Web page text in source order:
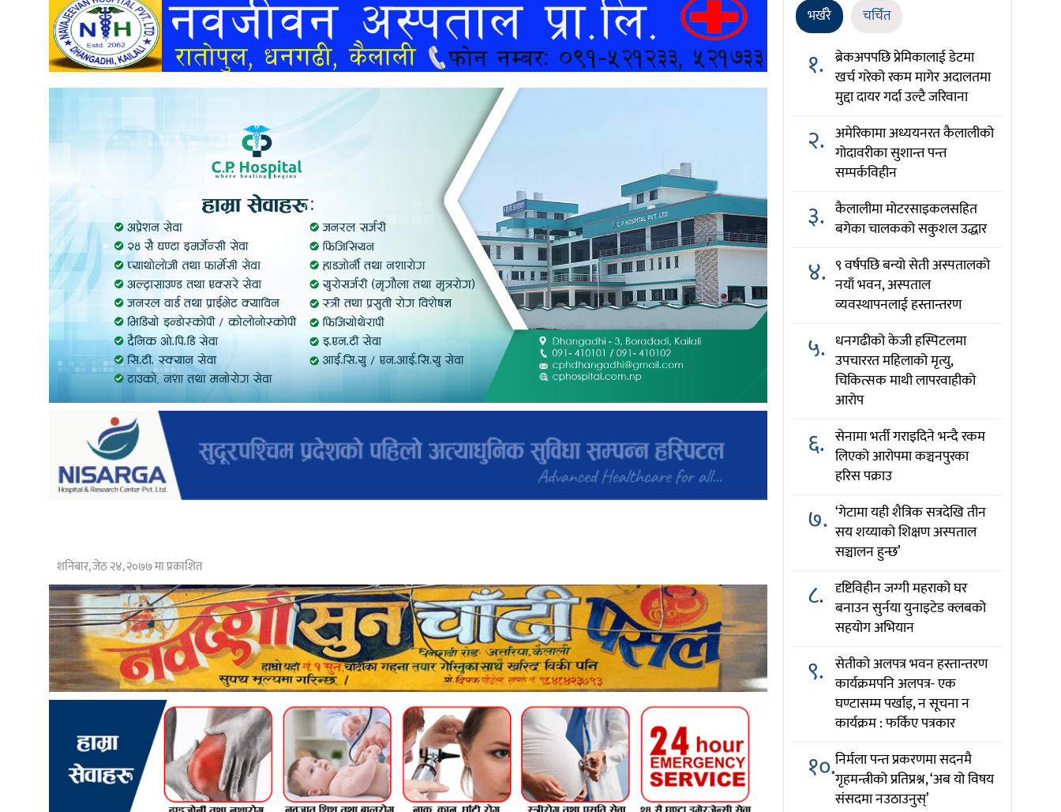
अन्तर्वार्ता
खेलकुद
शनिबार, जेठ २४, २०७७ मा प्रकाशित
भर्खरै चर्चित
१. ब्रेकअपपछि प्रेमिकालाई डेटमा
खर्च गरेको रकम मागेर अदालतमा
मुद्दा दायर गर्दा उल्टै जरिवाना
२. अमेरिकामा अध्ययनरत कैलालीको
गोदावरीका सुशान्त पन्त
सम्पर्कविहीन
३. कैलालीमा मोटरसाइकलसहित
बगेका चालकको सकुशल उद्धार
४. ९ वर्षपछि बन्यो सेती अस्पतालको
नयाँ भवन, अस्पताल
व्यवस्थापनलाई हस्तान्तरण
५. धनगढीको केजी हस्पिटलमा
उपचाररत महिलाको मृत्यु,
चिकित्सक माथी लापरवाहीको
आरोप
६. सेनामा भर्ती गराइदिने भन्दै रकम
लिएको आरोपमा कञ्चनपुरका
हरिस पक्राउ
७. ‘गेटामा यही शैत्रिक सत्रदेखि तीन
सय शय्याको शिक्षण अस्पताल
सञ्चालन हुन्छ’
८. दृष्टिविहीन जग्गी महराको घर
बनाउन सुर्नया युनाइटेड क्लबको
सहयोग अभियान
९. सेतीको अलपत्र भवन हस्तान्तरण
कार्यक्रमपनि अलपत्र- एक
घण्टासम्म पर्खाइ, न सूचना न
कार्यक्रम : फर्किए पत्रकार
१०.निर्मला पन्त प्रकरणमा सदनमै
गृहमन्त्रीको प्रतिप्रश्न, ‘अब यो विषय
संसदमा नउठाउनुस्’